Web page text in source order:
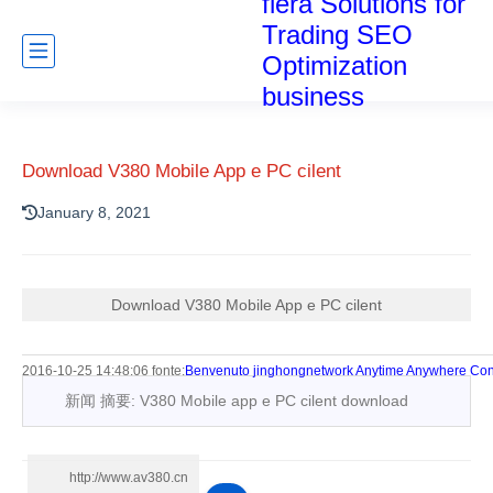
Trading SEO
Optimization
business
Download V380 Mobile App e PC cilent
January 8, 2021
Download V380 Mobile App e PC cilent
2016-10-25 14:48:06 fonte:Benvenuto jinghongnetwork Anytime Anywhere
新闻 摘要: V380 Mobile app e PC cilent download
http://www.av380.cn